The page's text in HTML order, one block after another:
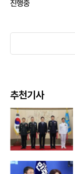
진행중
추천기사